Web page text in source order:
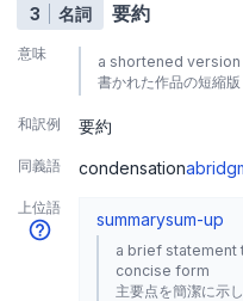
3 名詞 要約
意味
a shortened
書かれた作品の短縮版
和訳例 要約
同義語 condensation
上位語
summarysum-up
a brief statement
concise form
主要点を簡潔に示